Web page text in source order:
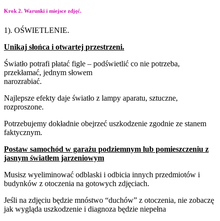
Krok 2. Warunki i miejsce zdjęć.
1). OŚWIETLENIE.
Unikaj słońca i otwartej przestrzeni.
Światło potrafi płatać figle – podświetlić co nie potrzeba,
przekłamać, jednym słowem
narozrabiać.
Najlepsze efekty daje światło z lampy aparatu, sztuczne,
rozproszone.
Potrzebujemy dokładnie obejrzeć uszkodzenie zgodnie ze stanem
faktycznym.
Postaw samochód w garażu podziemnym lub pomieszczeniu z
jasnym światłem jarzeniowym
Musisz wyeliminować odblaski i odbicia innych przedmiotów i
budynków z otoczenia na gotowych zdjęciach.
Jeśli na zdjęciu będzie mnóstwo “duchów” z otoczenia, nie zobaczę
jak wygląda uszkodzenie i diagnoza będzie niepełna